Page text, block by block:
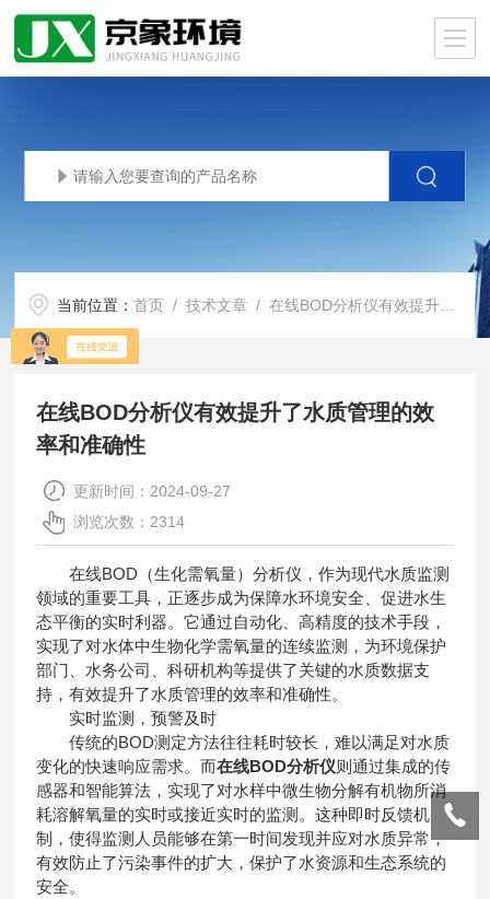
当前位置：首页 /技术文章 / 在线BOD分析仪有效提升了水质管理的效率和准确性
在线BOD分析仪有效提升了水质管理的效
率和准确性
更新时间：2024-09-27
浏览次数：2314
在线BOD（生化需氧量）分析仪，作为现代水质监测
领域的重要工具，正逐步成为保障水环境安全、促进水生
态平衡的实时利器。它通过自动化、高精度的技术手段，
实现了对水体中生物化学需氧量的连续监测，为环境保护
部门、水务公司、科研机构等提供了关键的水质数据支
持，有效提升了水质管理的效率和准确性。
实时监测，预警及时
传统的BOD测定方法往往耗时较长，难以满足对水质
变化的快速响应需求。而在线BOD分析仪则通过集成的传
感器和智能算法，实现了对水样中微生物分解有机物所消
耗溶解氧量的实时或接近实时的监测。这种即时反馈机
制，使得监测人员能够在第一时间发现并应对水质异常，
有效防止了污染事件的扩大，保护了水资源和生态系统的
安全。